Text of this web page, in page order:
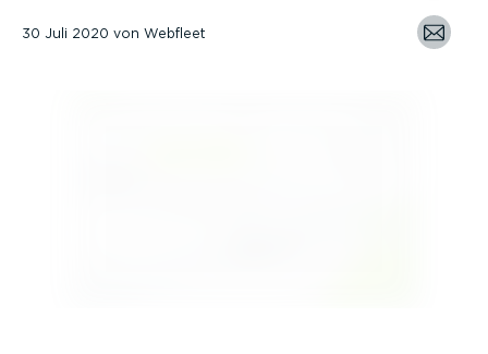
30 Juli 2020 von Webfleet